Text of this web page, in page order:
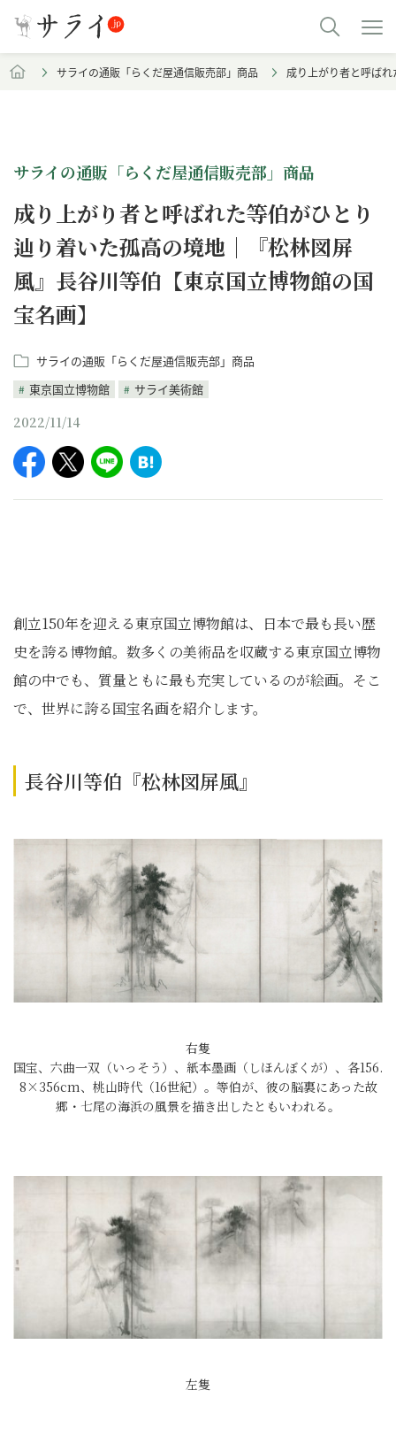
サライの通販「らくだ屋通信販売部」商品 成り上がり者と呼ば
サライの通販「らくだ屋通信販売部」商品
成り上がり者と呼ばれた等伯がひとり
辿り着いた孤高の境地｜『松林図屏
風』長谷川等伯【東京国立博物館の国
宝名画】
サライの通販「らくだ屋通信販売部」商品
東京国立博物館
サライ美術館
2022/11/14
創立150年を迎える東京国立博物館は、日本で最も長い歴
史を誇る博物館。数多くの美術品を収蔵する東京国立博物
館の中でも、質量ともに最も充実しているのが絵画。そこ
で、世界に誇る国宝名画を紹介します。
長谷川等伯『松林図屏風』
右隻
国宝、六曲一双（いっそう）、紙本墨画（しほんぼくが）、各156.
8×356cm、桃山時代（16世紀）。等伯が、彼の脳裏にあった故
郷・七尾の海浜の風景を描き出したともいわれる。
左隻